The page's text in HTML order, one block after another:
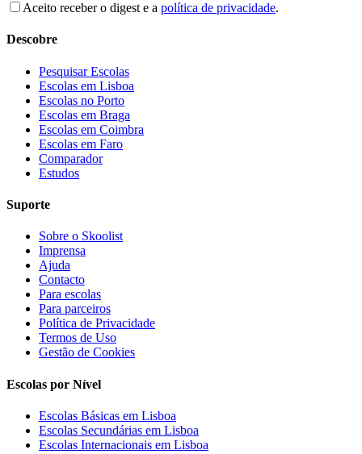
Aceito receber o digest e a política de privacidade.
Descobre
Pesquisar Escolas
Escolas em Lisboa
Escolas no Porto
Escolas em Braga
Escolas em Coimbra
Escolas em Faro
Comparador
Estudos
Suporte
Sobre o Skoolist
Imprensa
Ajuda
Contacto
Para escolas
Para parceiros
Política de Privacidade
Termos de Uso
Gestão de Cookies
Escolas por Nível
Escolas Básicas em Lisboa
Escolas Secundárias em Lisboa
Escolas Internacionais em Lisboa